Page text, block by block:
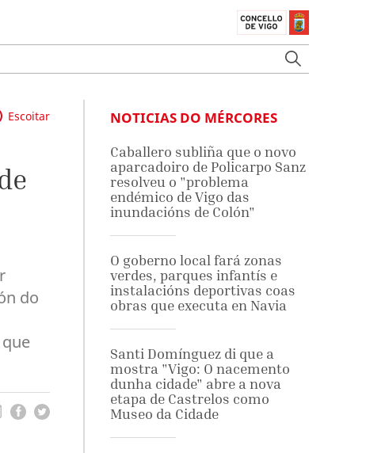
Escoitar
do
NOTICIAS DO MÉRCORES
Caballero subliña que o novo
aparcadoiro de Policarpo Sanz
resolveu o "problema
endémico de Vigo das
inundacións de Colón"
O goberno local fará zonas
verdes, parques infantís e
instalacións deportivas coas
obras que executa en Navia
Santi Domínguez di que a
mostra "Vigo: O nacemento
dunha cidade" abre a nova
etapa de Castrelos como
Museo da Cidade